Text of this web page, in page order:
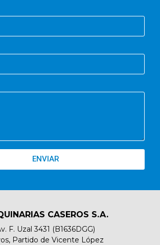
ENVIAR
CASEROS S.A.
F. Uzal 3431 (B1636DGG)
Partido de Vicente López